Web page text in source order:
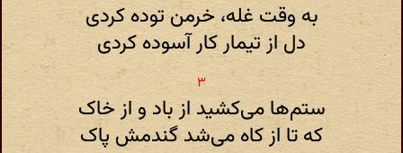
به وقت غله، خرمن توده کردی
دل از تیمار کار آسوده کردی
ستم‌ها می‌کشید از باد و از خاک
که تا از کاه می‌شد گندمش پاک